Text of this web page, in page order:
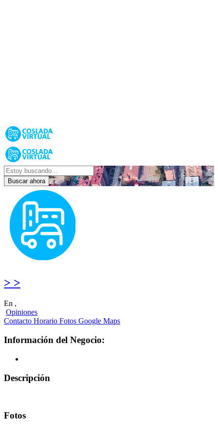
Buscar ahora
> >
En ,
Opiniones
Contacto Horario Fotos Google Maps
Información del Negocio:
Descripción
Fotos